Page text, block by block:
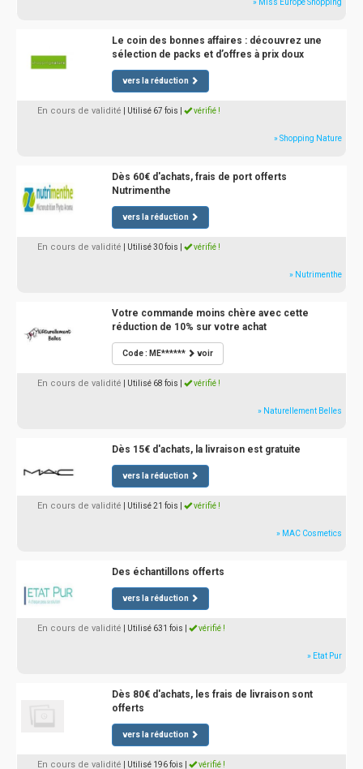
» Miss Europe Shopping
Le coin des bonnes affaires : découvrez une
sélection de packs et d’offres à prix doux
vers la réduction
En cours de validité | Utilisé 67 fois vérifié !
» Shopping Nature
Dès 60€ d'achats, frais de port offerts
Nutrimenthe
vers la réduction
En cours de validité | Utilisé 30 fois vérifié !
» Nutrimenthe
Votre commande moins chère avec cette
réduction de 10% sur votre achat
Code : ME****** voir
En cours de validité | Utilisé 68 fois vérifié !
» Naturellement Belles
Dès 15€ d'achats, la livraison est gratuite
vers la réduction
En cours de validité | Utilisé 21 fois vérifié !
» MAC Cosmetics
Des échantillons offerts
vers la réduction
En cours de validité | Utilisé 631 fois vérifié !
» Etat Pur
Dès 80€ d'achats, les frais de livraison sont
offerts
vers la réduction
En cours de validité | Utilisé 196 fois vérifié !